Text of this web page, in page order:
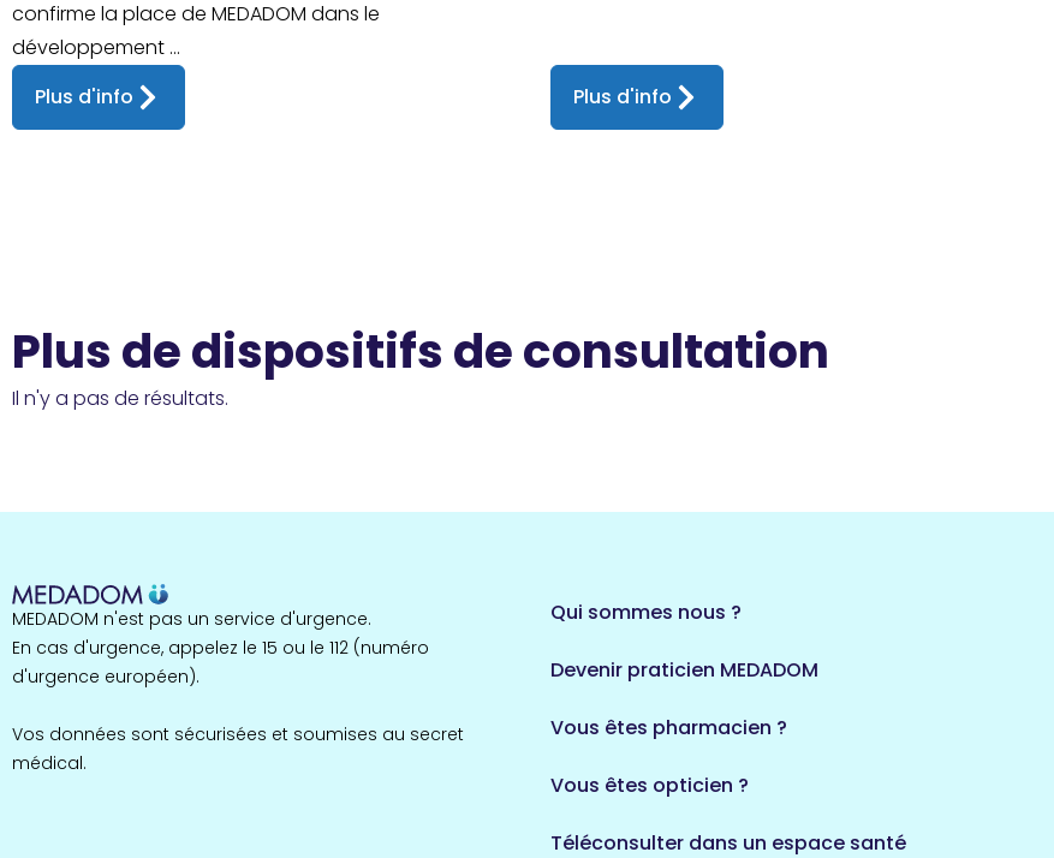
confirme la place de MEDADOM dans le
développement ...
Plus d'info
Plus d'info
Plus de dispositifs de consultation
Il n'y a pas de résultats.
MEDADOM n'est pas un service d'urgence.
En cas d'urgence, appelez le 15 ou le 112 (numéro
d'urgence européen).
Vos données sont sécurisées et soumises au secret
médical.
Qui sommes nous ?
Devenir praticien MEDADOM
Vous êtes pharmacien ?
Vous êtes opticien ?
Téléconsulter dans un espace santé